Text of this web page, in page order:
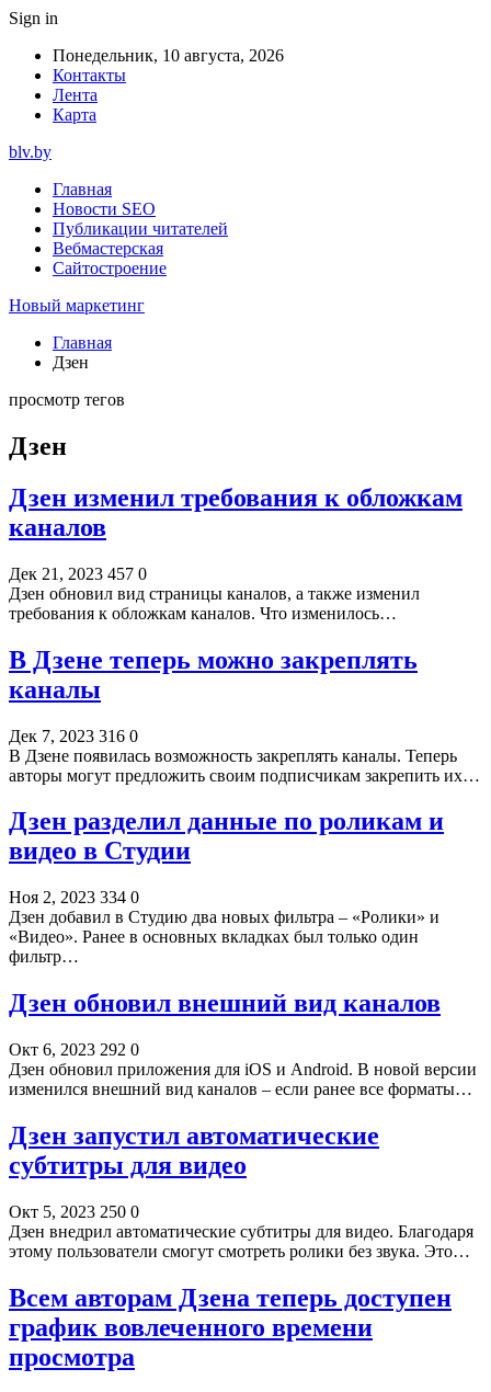
Sign in
Понедельник, 10 августа, 2026
Контакты
Лента
Карта
blv.by
Главная
Новости SEO
Публикации читателей
Вебмастерская
Сайтостроение
Новый маркетинг
Главная
Дзен
просмотр тегов
Дзен
Дзен изменил требования к обложкам
каналов
Дек 21, 2023 457 0
Дзен обновил вид страницы каналов, а также изменил
требования к обложкам каналов. Что изменилось…
В Дзене теперь можно закреплять
каналы
Дек 7, 2023 316 0
В Дзене появилась возможность закреплять каналы. Теперь
авторы могут предложить своим подписчикам закрепить их…
Дзен разделил данные по роликам и
видео в Студии
Ноя 2, 2023 334 0
Дзен добавил в Студию два новых фильтра – «Ролики» и
«Видео». Ранее в основных вкладках был только один
фильтр…
Дзен обновил внешний вид каналов
Окт 6, 2023 292 0
Дзен обновил приложения для iOS и Android. В новой версии
изменился внешний вид каналов – если ранее все форматы…
Дзен запустил автоматические
субтитры для видео
Окт 5, 2023 250 0
Дзен внедрил автоматические субтитры для видео. Благодаря
этому пользователи смогут смотреть ролики без звука. Это…
Всем авторам Дзена теперь доступен
график вовлеченного времени
просмотра